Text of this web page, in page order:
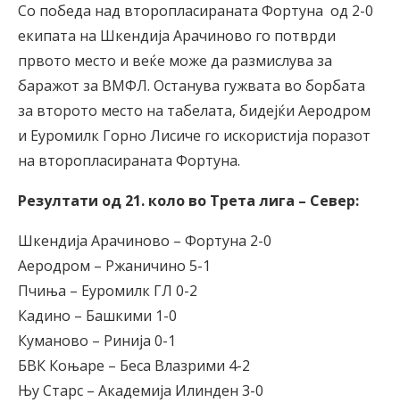
Со победа над второпласираната Фортуна од 2-0
екипата на Шкендија Арачиново го потврди
првото место и веќе може да размислува за
баражот за ВМФЛ. Останува гужвата во борбата
за второто место на табелата, бидејќи Аеродром
и Еуромилк Горно Лисиче го искористија поразот
на второпласираната Фортуна.
Резултати од 21. коло во Трета лига – Север:
Шкендија Арачиново – Фортуна 2-0
Аеродром – Ржаничино 5-1
Пчиња – Еуромилк ГЛ 0-2
Кадино – Башкими 1-0
Куманово – Ринија 0-1
БВК Коњаре – Беса Влазрими 4-2
Њу Старс – Академија Илинден 3-0